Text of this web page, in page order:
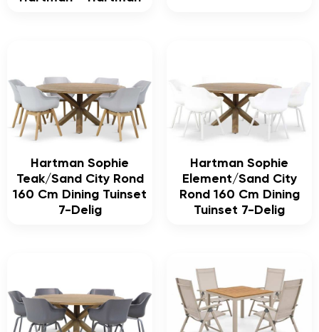
Hartman Sophie
Teak/Sand City Rond
160 Cm Dining Tuinset
7-Delig
Hartman Sophie
Element/Sand City
Rond 160 Cm Dining
Tuinset 7-Delig